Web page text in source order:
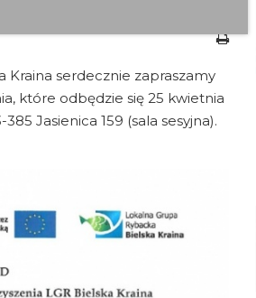
Kraina serdecznie zapraszamy
które odbędzie się 25 kwietnia
Jasienica 159 (sala sesyjna).